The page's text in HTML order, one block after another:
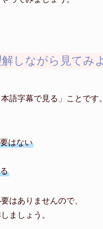
解しながら見てみ
語字幕で見る」ことです
はない
はありませんので、
ましょう。